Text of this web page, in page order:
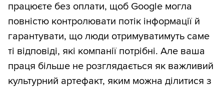
працюєте без оплати, щоб Google могла
повністю контролювати потік інформації й
гарантувати, що люди отримуватимуть саме
ті відповіді, які компанії потрібні. Але ваша
праця більше не розглядається як важливий
культурний артефакт, яким можна ділитися з